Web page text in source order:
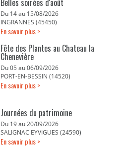
Belles soirées d'août
Du 14 au 15/08/2026
INGRANNES (45450)
En savoir plus >
Fête des Plantes au Chateau la
Chenevière
Du 05 au 06/09/2026
PORT-EN-BESSIN (14520)
En savoir plus >
Journées du patrimoine
Du 19 au 20/09/2026
SALIGNAC EYVIGUES (24590)
En savoir plus >